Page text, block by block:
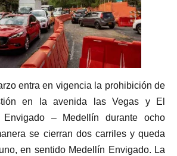
entra en vigencia la prohibición de
en la avenida las Vegas y El
Envigado – Medellín durante ocho
se cierran dos carriles y queda
en sentido Medellín Envigado. La